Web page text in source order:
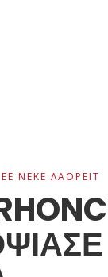
ΝΈΚΕ ΛΑΟΡΕΊΤ